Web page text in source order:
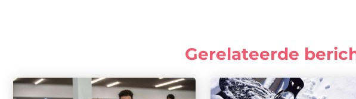
Gerelateerde